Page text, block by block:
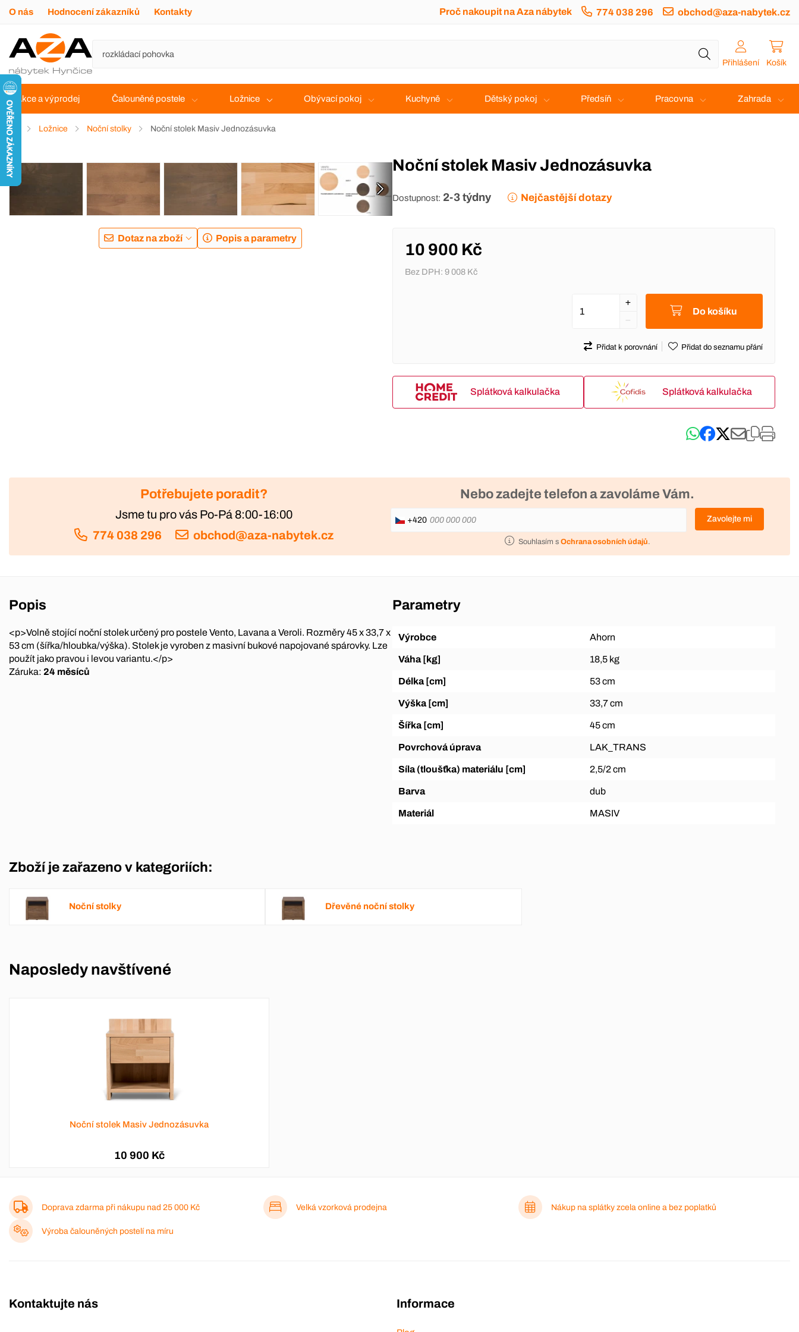
O nás Hodnocení zákazníků Kontakty Proč nakoupit na Aza nábytek 774 038 296 obchod@aza-nabytek.cz
Přihlášení Košík
Akce a výprodej Čalouněné postele Ložnice Obývací pokoj Kuchyně Dětský pokoj Předsíň Pracovna Zahrada
Ložnice Noční stolky Noční stolek Masiv Jednozásuvka
Dotaz na zboží Popis a parametry
Noční stolek Masiv Jednozásuvka
Dostupnost: 2-3 týdny Nejčastější dotazy
10 900 Kč
Bez DPH: 9 008 Kč
Do košíku
Přidat k porovnání Přidat do seznamu přání
Splátková kalkulačka Splátková kalkulačka
Potřebujete poradit?
Jsme tu pro vás Po-Pá 8:00-16:00
774 038 296
obchod@aza-nabytek.cz
Nebo zadejte telefon a zavoláme Vám.
+420 Zavolejte mi
Souhlasím s Ochrana osobních údajů.
Popis
<p>Volně stojící noční stolek určený pro postele Vento, Lavana a Veroli. Rozměry 45 x 33,7 x
53 cm (šířka/hloubka/výška). Stolek je vyroben z masivní bukové napojované spárovky. Lze
použít jako pravou i levou variantu.</p>
Záruka: 24 měsíců
Parametry
Výrobce Ahorn
Váha [kg] 18,5 kg
Délka [cm] 53 cm
Výška [cm] 33,7 cm
Šířka [cm] 45 cm
Povrchová úprava LAK_TRANS
Síla (tloušťka) materiálu [cm] 2,5/2 cm
Barva dub
Materiál MASIV
Zboží je zařazeno v kategoriích:
Noční stolky Dřevěné noční stolky
Naposledy navštívené
Noční stolek Masiv Jednozásuvka
10 900 Kč
Doprava zdarma při nákupu nad 25 000 Kč Velká vzorková prodejna Nákup na splátky zcela online a bez poplatků
Výroba čalouněných postelí na míru
Kontaktujte nás Informace